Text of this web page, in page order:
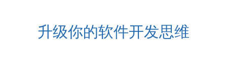
升级你的软件开发思维